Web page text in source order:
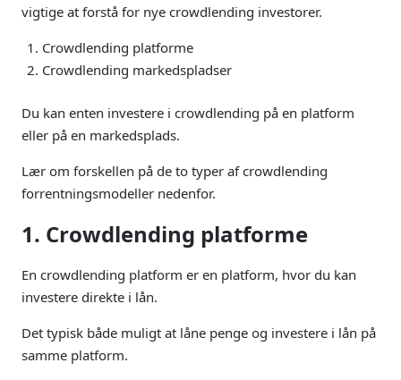
vigtige at forstå for nye crowdlending investorer.
Crowdlending platforme
Crowdlending markedspladser
Du kan enten investere i crowdlending på en platform
eller på en markedsplads.
Lær om forskellen på de to typer af crowdlending
forrentningsmodeller nedenfor.
1. Crowdlending platforme
En crowdlending platform er en platform, hvor du kan
investere direkte i lån.
Det typisk både muligt at låne penge og investere i lån på
samme platform.